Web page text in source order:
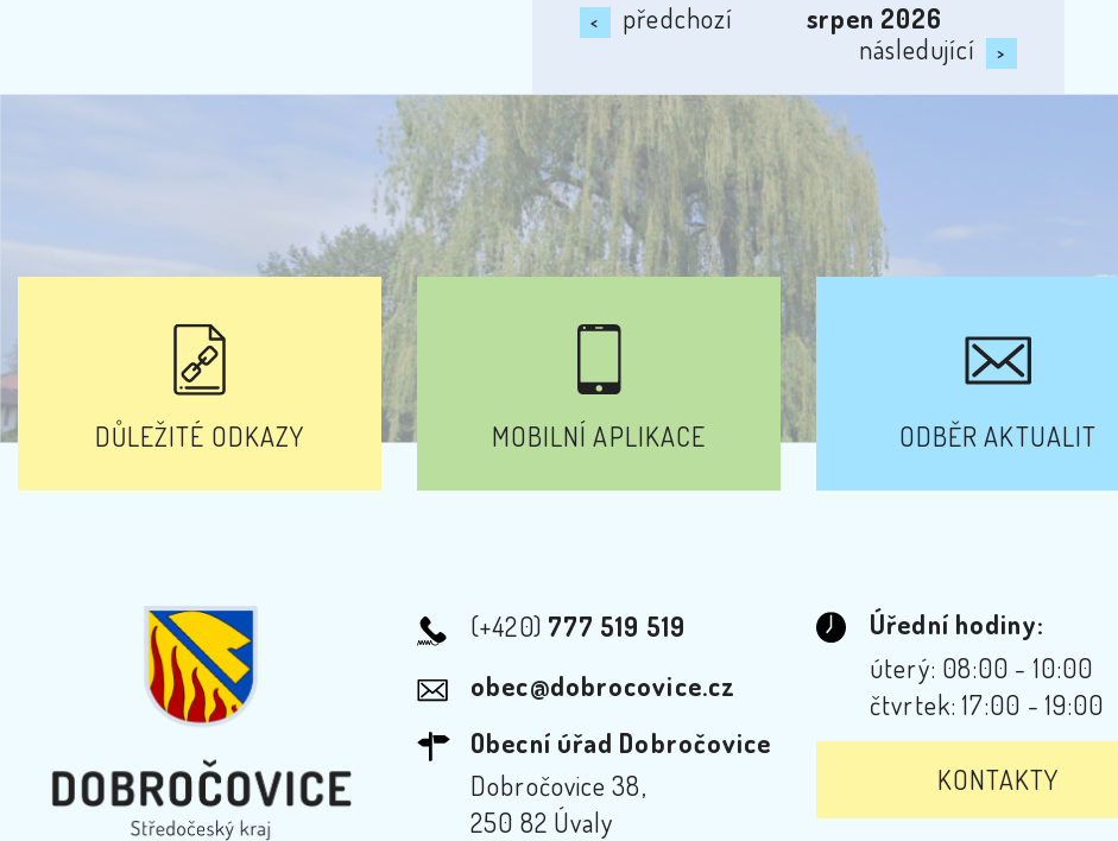
< předchozí srpen 2026
následující
>
DŮLEŽITÉ ODKAZY MOBILNÍ APLIKACE ODBĚR AKTUALIT
(+420) 777 519 519
obec@dobrocovice.cz
Obecní úřad Dobročovice
Dobročovice 38,
250 82 Úvaly
Úřední hodiny:
úterý: 08:00 - 10:00
čtvrtek: 17:00 - 19:00
KONTAKTY